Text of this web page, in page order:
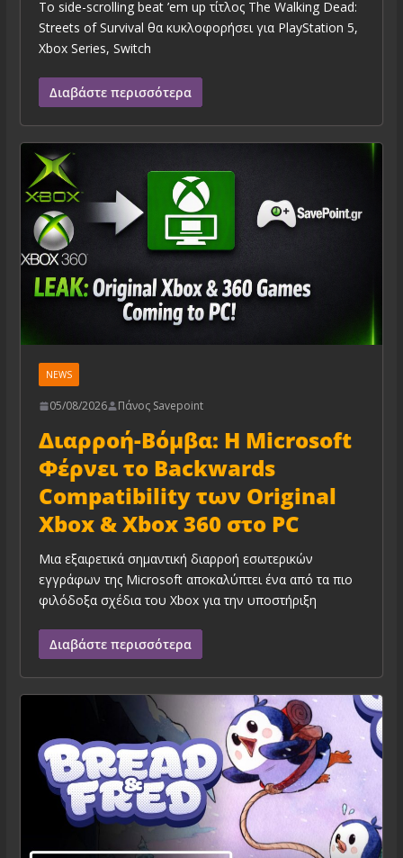
Το side-scrolling beat ’em up τίτλος The Walking Dead:
Streets of Survival θα κυκλοφορήσει για PlayStation 5,
Xbox Series, Switch
Διαβάστε περισσότερα
NEWS
05/08/2026 Πάνος Savepoint
Διαρροή-Βόμβα: Η Microsoft
Φέρνει το Backwards
Compatibility των Original
Xbox & Xbox 360 στο PC
Μια εξαιρετικά σημαντική διαρροή εσωτερικών
εγγράφων της Microsoft αποκαλύπτει ένα από τα πιο
φιλόδοξα σχέδια του Xbox για την υποστήριξη
Διαβάστε περισσότερα